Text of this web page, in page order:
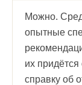
Можно.
опытные
их
справку об